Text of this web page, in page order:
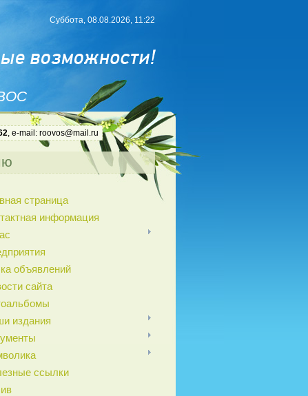
Суббота, 08.08.2026, 11:22
, e-mail: roovos@mail.ru
страница
информация
объявлений
сайта
издания
ссылки